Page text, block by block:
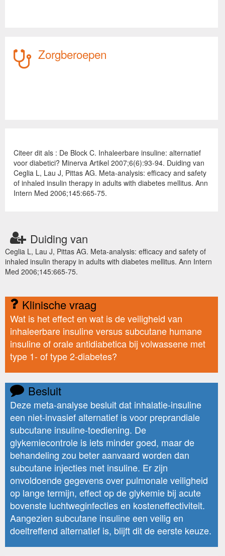
Zorgberoepen
Citeer dit als : De Block C. Inhaleerbare insuline: alternatief
voor diabetici? Minerva Artikel 2007;6(6):93-94. Duiding van
Ceglia L, Lau J, Pittas AG. Meta-analysis: efficacy and safety
of inhaled insulin therapy in adults with diabetes mellitus. Ann
Intern Med 2006;145:665-75.
Duiding van
Ceglia L, Lau J, Pittas AG. Meta-analysis: efficacy and safety of
inhaled insulin therapy in adults with diabetes mellitus. Ann Intern
Med 2006;145:665-75.
Klinische vraag
Wat is het effect en wat is de veiligheid van
inhaleerbare insuline versus subcutane humane
insuline of orale antidiabetica bij volwassene met
type 1- of type 2-diabetes?
Besluit
Deze meta-analyse besluit dat inhalatie-insuline
een niet-invasief alternatief is voor preprandiale
subcutane insuline-toediening. De
glykemiecontrole is iets minder goed, maar de
behandeling zou beter aanvaard worden dan
subcutane injecties met insuline. Er zijn
onvoldoende gegevens over pulmonale veiligheid
op lange termijn, effect op de glykemie bij acute
bovenste luchtweginfecties en kosteneffectiviteit.
Aangezien subcutane insuline een veilig en
doeltreffend alternatief is, blijft dit de eerste keuze.